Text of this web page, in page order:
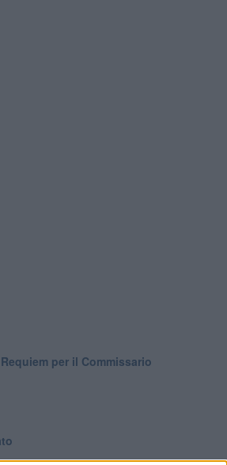
Requiem per il Commissario